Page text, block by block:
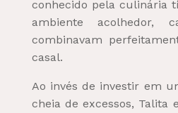
conhecido pela culinária
ambiente acolhedor,
combinavam
casal.
Ao invés de investir em
cheia de excessos, Talita